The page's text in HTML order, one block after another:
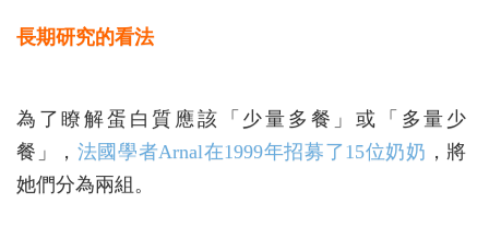
長期研究的看法
為了瞭解蛋白質應該「少量多餐」或「多量少
餐」， 法國學者Arnal在1999年招募了15位奶奶 ，將
她們分為兩組。